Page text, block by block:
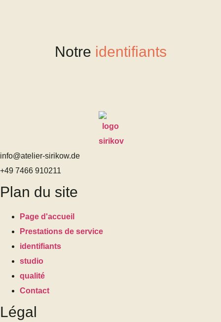
Notre identifiants
info@atelier-sirikow.de
+49 7466 910211
Plan du site
Page d'accueil
Prestations de service
identifiants
studio
qualité
Contact
Légal